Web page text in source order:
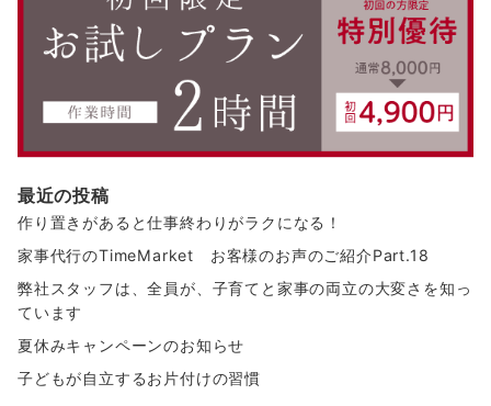
最近の投稿
作り置きがあると仕事終わりがラクになる！
家事代行のTimeMarket お客様のお声のご紹介Part.18
弊社スタッフは、全員が、子育てと家事の両立の大変さを知っ
ています
夏休みキャンペーンのお知らせ
子どもが自立するお片付けの習慣